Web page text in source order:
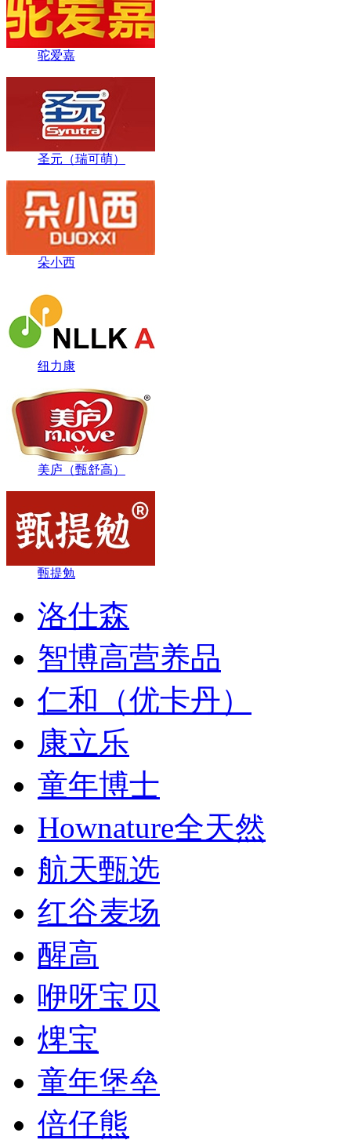
驼爱嘉
圣元（瑞可萌）
朵小西
纽力康
美庐（甄舒高）
甄提勉
洛仕森
智博高营养品
仁和（优卡丹）
康立乐
童年博士
Hownature全天然
航天甄选
红谷麦场
醒高
咿呀宝贝
焷宝
童年堡垒
倍仔熊